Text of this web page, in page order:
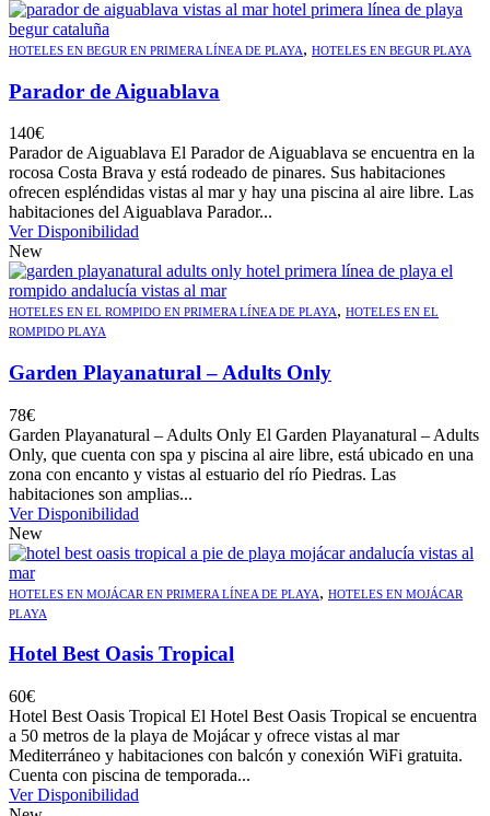
HOTELES EN BEGUR EN PRIMERA LÍNEA DE PLAYA, HOTELES EN BEGUR PLAYA
Parador de Aiguablava
140€
Parador de Aiguablava El Parador de Aiguablava se encuentra en la
rocosa Costa Brava y está rodeado de pinares. Sus habitaciones
ofrecen espléndidas vistas al mar y hay una piscina al aire libre. Las
habitaciones del Aiguablava Parador...
Ver Disponibilidad
New
HOTELES EN EL ROMPIDO EN PRIMERA LÍNEA DE PLAYA, HOTELES EN EL
ROMPIDO PLAYA
Garden Playanatural – Adults Only
78€
Garden Playanatural – Adults Only El Garden Playanatural – Adults
Only, que cuenta con spa y piscina al aire libre, está ubicado en una
zona con encanto y vistas al estuario del río Piedras. Las
habitaciones son amplias...
Ver Disponibilidad
New
HOTELES EN MOJÁCAR EN PRIMERA LÍNEA DE PLAYA, HOTELES EN MOJÁCAR
PLAYA
Hotel Best Oasis Tropical
60€
Hotel Best Oasis Tropical El Hotel Best Oasis Tropical se encuentra
a 50 metros de la playa de Mojácar y ofrece vistas al mar
Mediterráneo y habitaciones con balcón y conexión WiFi gratuita.
Cuenta con piscina de temporada...
Ver Disponibilidad